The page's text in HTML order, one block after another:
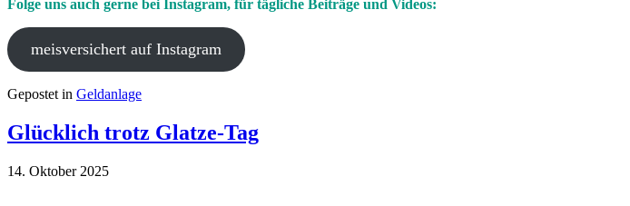
Folge uns auch gerne bei Instagram, für tägliche Beiträge und Videos:
meisversichert auf Instagram
Gepostet in Geldanlage
Glücklich trotz Glatze-Tag
14. Oktober 2025